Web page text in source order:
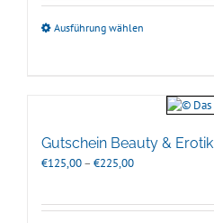
€1.695,00
Ausführung wählen
Gutschein Beauty & Erotik
€125,00– €225,00Preisspanne:
€225,00